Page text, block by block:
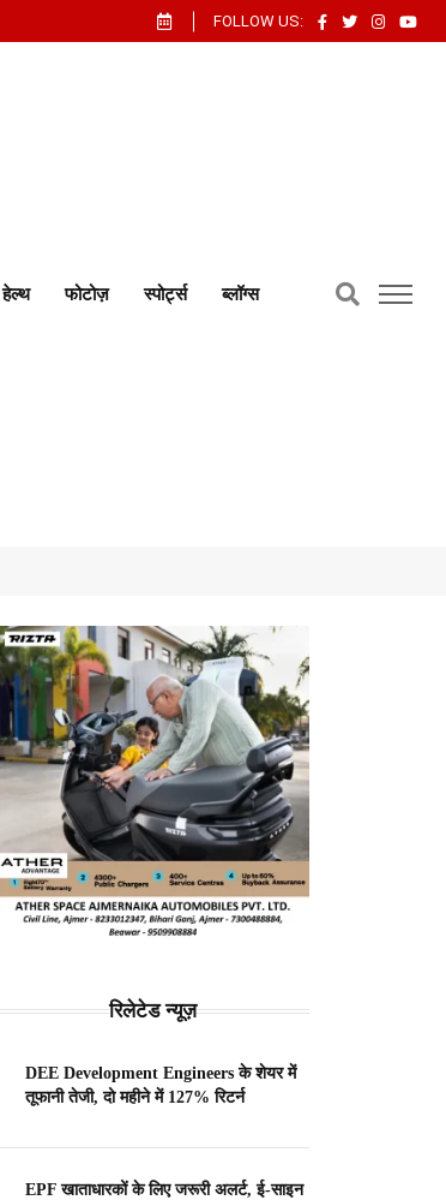
FOLLOW US:
हेल्थ फोटोज़ स्पोर्ट्स ब्लॉग्स
रिलेटेड न्यूज़
DEE Development Engineers के शेयर में
तूफानी तेजी, दो महीने में 127% रिटर्न
EPF खाताधारकों के लिए जरूरी अलर्ट, ई-साइन